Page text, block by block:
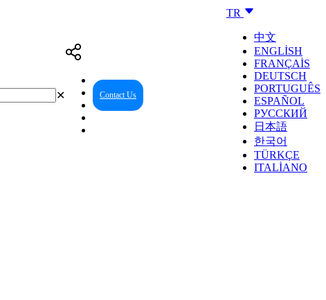
TR
中文
ENGLISH
FRANÇAIS
DEUTSCH
PORTUGUÊS
ESPAÑOL
РУССКИЙ
日本語
한국어
TÜRKÇE
ITALIANO
Contact Us
✕